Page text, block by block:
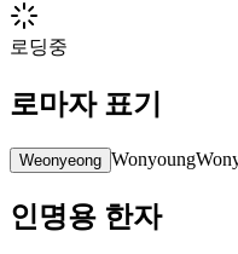
로딩중
로마자 표기
Weonyeong Wonyoung
인명용 한자